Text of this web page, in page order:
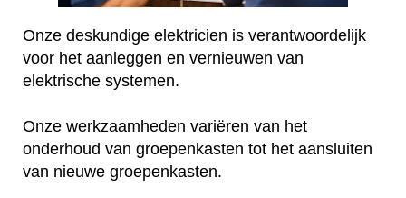
Onze deskundige elektricien is verantwoordelijk
voor het aanleggen en vernieuwen van
elektrische systemen.
Onze werkzaamheden variëren van het
onderhoud van groepenkasten tot het aansluiten
van nieuwe groepenkasten.